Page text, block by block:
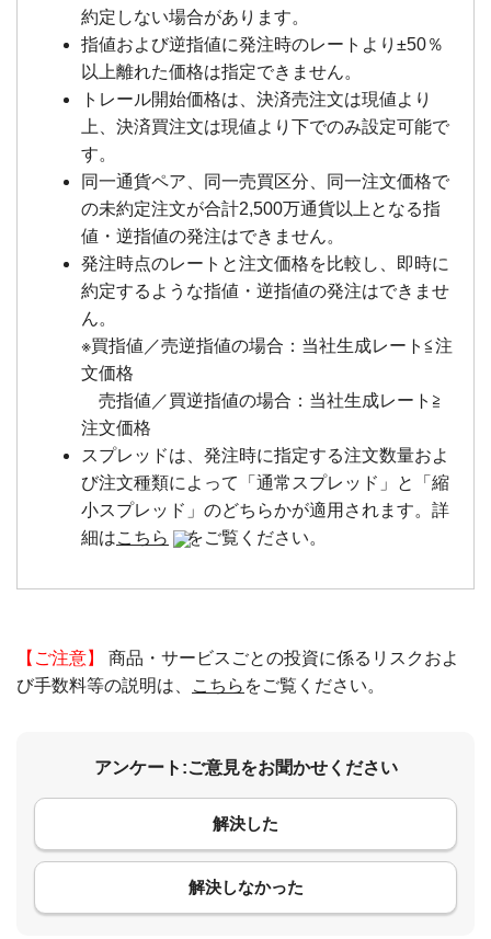
約定しない場合があります。
指値および逆指値に発注時のレートより±50％
以上離れた価格は指定できません。
トレール開始価格は、決済売注文は現値より
上、決済買注文は現値より下でのみ設定可能で
す。
同一通貨ペア、同一売買区分、同一注文価格で
の未約定注文が合計2,500万通貨以上となる指
値・逆指値の発注はできません。
発注時点のレートと注文価格を比較し、即時に
約定するような指値・逆指値の発注はできませ
ん。
※買指値／売逆指値の場合：当社生成レート≦注
文価格
売指値／買逆指値の場合：当社生成レート≧
注文価格
スプレッドは、発注時に指定する注文数量およ
び注文種類によって「通常スプレッド」と「縮
小スプレッド」のどちらかが適用されます。詳
細はこちら をご覧ください。
【ご注意】 商品・サービスごとの投資に係るリスクおよ
び手数料等の説明は、
こちら をご覧ください。
アンケート:ご意見をお聞かせください
解決した
解決しなかった
コメント